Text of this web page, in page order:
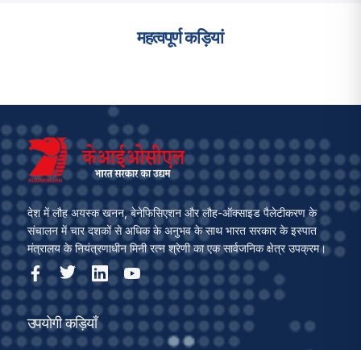
महत्वपूर्ण कड़ियां
देश में लौह अयस्क खनन, बेनेफिसिएशन और लौह-ऑक्साइड पैलेटीकरण के
संचालन में चार दशकों से अधिक के अनुभव के साथ भारत सरकार के इस्पात
मंत्रालय के नियंत्रणाधीन मिनी रत्न श्रेणी का एक सार्वजनिक क्षेत्र उपक्रम।
उपयोगी कड़ियाँ